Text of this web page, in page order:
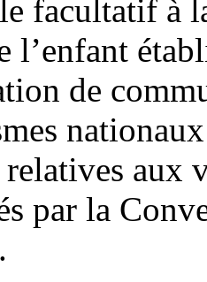
facultatif à
l’enfant
de
aux
par la